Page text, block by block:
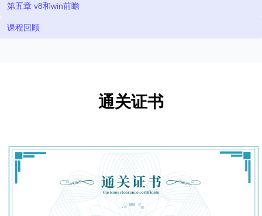
第五章 v8和win前瞻
课程回顾
通关证书